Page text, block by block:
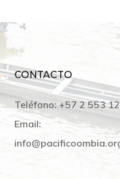
CONTACTO
Teléfono: +57 2 553
Email: